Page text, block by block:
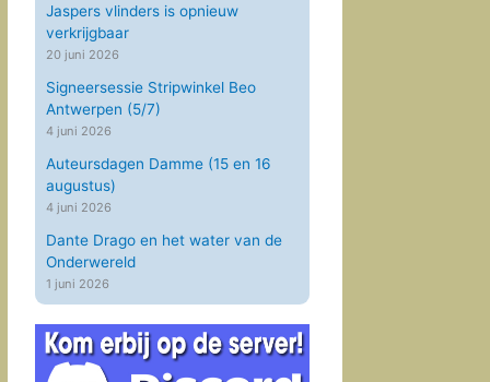
Jaspers vlinders is opnieuw
verkrijgbaar
20 juni 2026
Signeersessie Stripwinkel Beo
Antwerpen (5/7)
4 juni 2026
Auteursdagen Damme (15 en 16
augustus)
4 juni 2026
Dante Drago en het water van de
Onderwereld
1 juni 2026